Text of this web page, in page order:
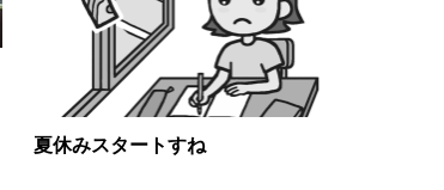
夏休みスタートすね